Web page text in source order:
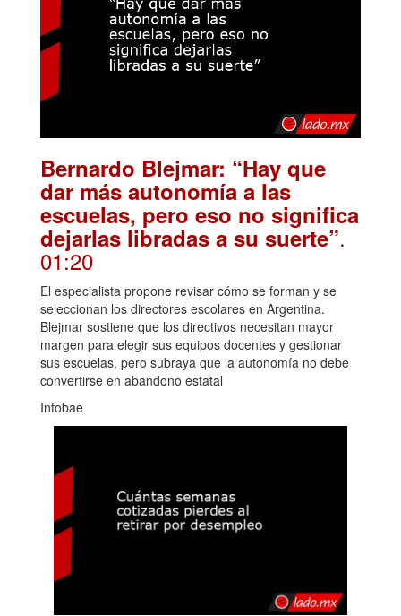
Bernardo Blejmar: “Hay que
dar más autonomía a las
escuelas, pero eso no significa
dejarlas libradas a su suerte”.
01:20
El especialista propone revisar cómo se forman y se
seleccionan los directores escolares en Argentina.
Blejmar sostiene que los directivos necesitan mayor
margen para elegir sus equipos docentes y gestionar
sus escuelas, pero subraya que la autonomía no debe
convertirse en abandono estatal
Infobae